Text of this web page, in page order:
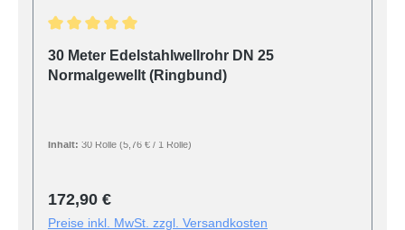
30 Meter Edelstahlwellrohr DN 25
Normalgewellt (Ringbund)
Inhalt: 30 Rolle (5,76 € / 1 Rolle)
Regulärer Preis:
172,90 €
Preise inkl. MwSt. zzgl. Versandkosten